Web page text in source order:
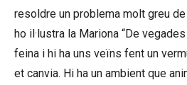
resoldre un problema molt greu de
ho il·lustra la Mariona “De
feina i hi ha uns veïns fent un
et canvia. Hi ha un ambient que